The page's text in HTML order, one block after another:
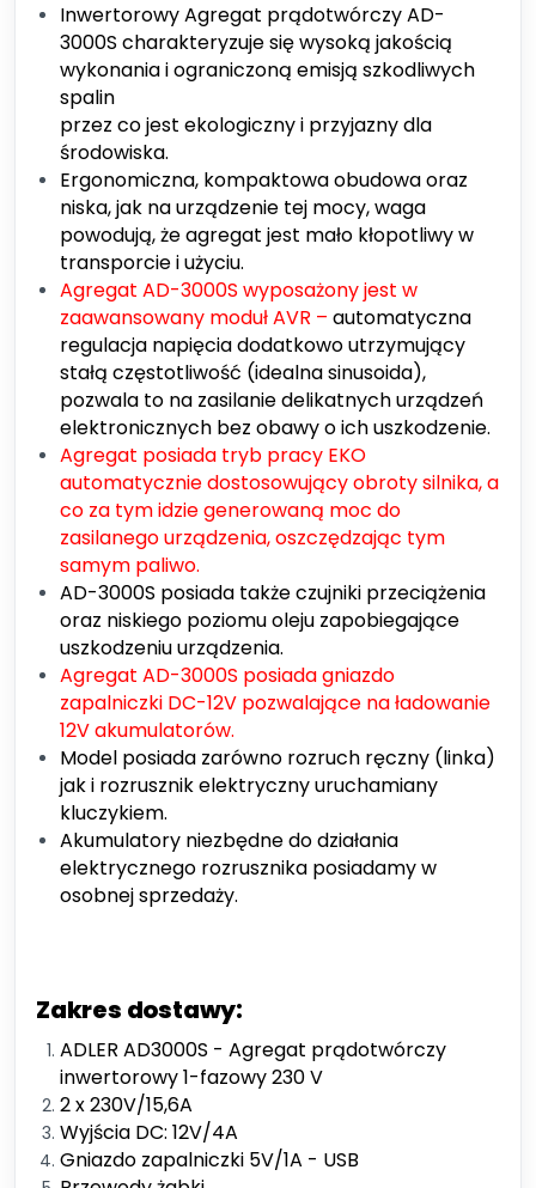
Inwertorowy Agregat prądotwórczy AD-
3000S charakteryzuje się wysoką jakością
wykonania i ograniczoną emisją szkodliwych
spalin
przez co jest ekologiczny i przyjazny dla
środowiska.
Ergonomiczna, kompaktowa obudowa oraz
niska, jak na urządzenie tej mocy, waga
powodują, że agregat jest mało kłopotliwy w
transporcie i użyciu.
Agregat AD-3000S wyposażony jest w
zaawansowany moduł AVR – automatyczna
regulacja napięcia dodatkowo utrzymujący
stałą częstotliwość (idealna sinusoida),
pozwala to na zasilanie delikatnych urządzeń
elektronicznych bez obawy o ich uszkodzenie.
Agregat posiada tryb pracy EKO
automatycznie dostosowujący obroty silnika, a
co za tym idzie generowaną moc do
zasilanego urządzenia, oszczędzając tym
samym paliwo.
AD-3000S posiada także czujniki przeciążenia
oraz niskiego poziomu oleju zapobiegające
uszkodzeniu urządzenia.
Agregat AD-3000S posiada gniazdo
zapalniczki DC-12V pozwalające na ładowanie
12V akumulatorów.
Model posiada zarówno rozruch ręczny (linka)
jak i rozrusznik elektryczny uruchamiany
kluczykiem.
Akumulatory niezbędne do działania
elektrycznego rozrusznika posiadamy w
osobnej sprzedaży.
Zakres dostawy:
ADLER AD3000S - Agregat prądotwórczy
inwertorowy 1-fazowy 230 V
2 x 230V/15,6A
Wyjścia DC: 12V/4A
Gniazdo zapalniczki 5V/1A - USB